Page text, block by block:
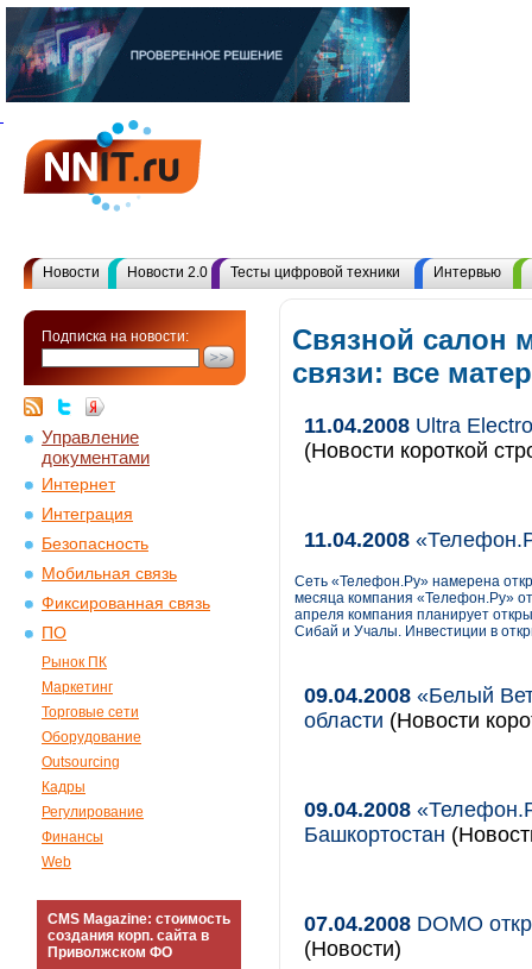
Новости Новости 2.0 Тесты цифровой техники Интервью
Подписка на новости:
Управление
документами
Интернет
Интеграция
Безопасность
Мобильная связь
Фиксированная связь
ПО
Рынок ПК
Маркетинг
Торговые сети
Оборудование
Outsourcing
Кадры
Регулирование
Финансы
Web
CMS Magazine: стоимость
создания корп. сайта в
Приволжском ФО
Связной салон
связи: все
11.04.2008 Ultra
(Новости короткой
11.04.2008
Сеть «Телефон.Ру» намерена
месяца компания «Телефон.Ру»
апреля компания планирует
Сибай и Учалы. Инвестиции в
09.04.2008 «Белый
области (Новости
09.04.2008
Башкортостан
07.04.2008 DOMO
(Новости)